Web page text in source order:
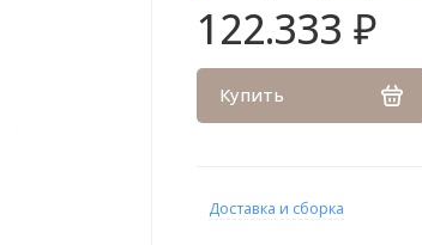
122.333 ₽
Купить
Доставка и сборка